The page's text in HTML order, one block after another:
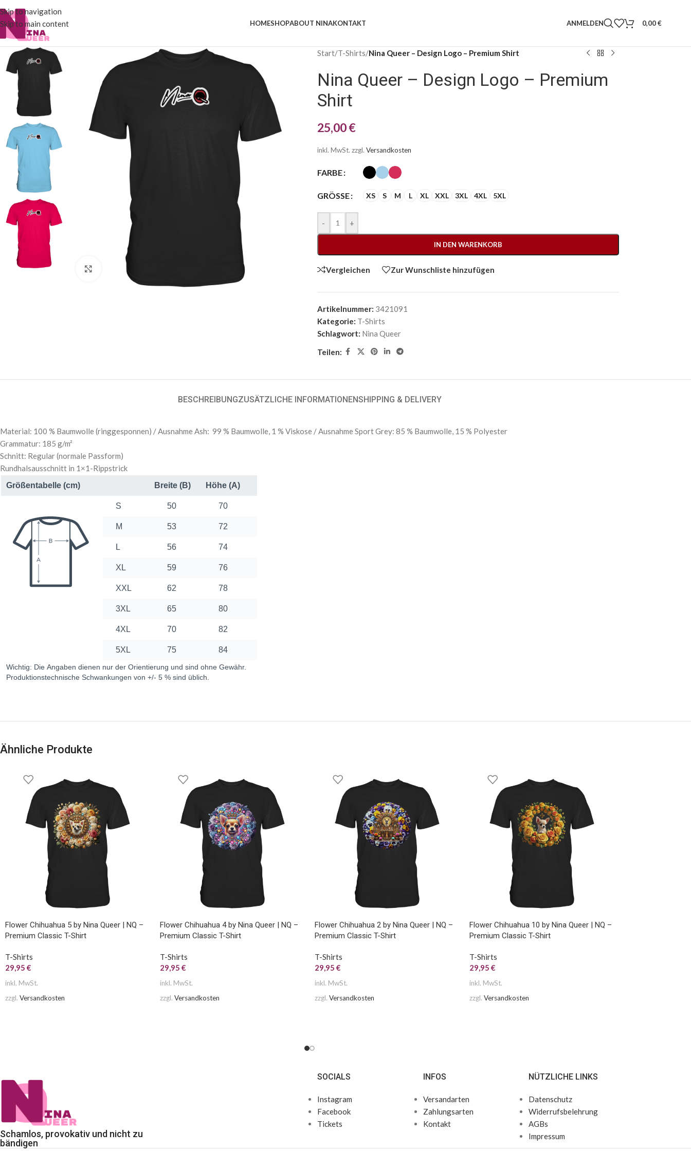
Skip to navigation
Skip to main content
HOMESHOPABOUT NINAKONTAKT ANMELDEN 0,00€
Klick zum Vergrößern
Start/T-Shirts/Nina Queer – Design Logo – Premium Shirt
Nina Queer – Design Logo – Premium
Shirt
25,00€
inkl. MwSt. zzgl. Versandkosten
FARBE
GRÖSSE XS S M L XL XXL 3XL 4XL 5XL
- +
IN DEN WARENKORB
Vergleichen Zur Wunschliste hinzufügen
Artikelnummer: 3421091
Kategorie: T-Shirts
Schlagwort: Nina Queer
Teilen:
BESCHREIBUNGZUSÄTZLICHE INFORMATIONENSHIPPING & DELIVERY
Material: 100 % Baumwolle (ringgesponnen) / Ausnahme Ash: 99 % Baumwolle, 1 % Viskose / Ausnahme Sport Grey: 85 % Baumwolle, 15 % Polyester
Grammatur: 185 g/m²
Schnitt: Regular (normale Passform)
Rundhalsausschnitt in 1×1-Rippstrick
Ähnliche Produkte
Flower Chihuahua 5 by Nina Queer | NQ –
Premium Classic T-Shirt
T-Shirts
29,95 €
inkl. MwSt.
zzgl. Versandkosten
Flower Chihuahua 4 by Nina Queer | NQ –
Premium Classic T-Shirt
T-Shirts
29,95 €
inkl. MwSt.
zzgl. Versandkosten
Flower Chihuahua 2 by Nina Queer | NQ –
Premium Classic T-Shirt
T-Shirts
29,95 €
inkl. MwSt.
zzgl. Versandkosten
Flower Chihuahua 10 by Nina Queer | NQ –
Premium Classic T-Shirt
T-Shirts
29,95 €
inkl. MwSt.
zzgl. Versandkosten
Schamlos, provokativ und nicht zu
bändigen
SOCIALS
Instagram
Facebook
Tickets
INFOS
Versandarten
Zahlungsarten
Kontakt
NÜTZLICHE LINKS
Datenschutz
Widerrufsbelehrung
AGBs
Impressum